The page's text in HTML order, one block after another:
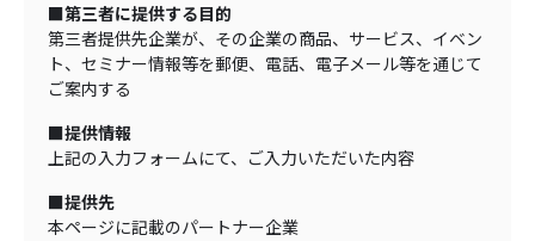
■第三者に提供する目的
第三者提供先企業が、その企業の商品、サービス、イベン
ト、セミナー情報等を郵便、電話、電子メール等を通じて
ご案内する
■提供情報
上記の入力フォームにて、ご入力いただいた内容
■提供先
本ページに記載のパートナー企業